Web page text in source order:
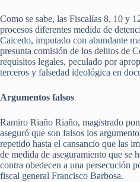
Como se sabe, las Fiscalías 8, 10 y
procesos diferentes medida de
Caicedo, imputado con abundante
presunta comisión de los delitos de
requisitos legales, peculado por
terceros y falsedad ideológica en
Argumentos falsos
Ramiro Riaño Riaño, magistrado
aseguró que son falsos los
repetido hasta el cansancio que las
de medida de aseguramiento que se
contra obedecen a una persecución
fiscal general Francisco Barbosa.